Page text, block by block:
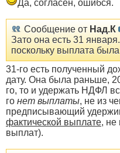
Да, согласен, ошибся.
Сообщение от Над.К
Зато она есть 31
поскольку выплата
31-го есть полученный
дату. Она была раньше,
го, то и удержать НДФЛ
го нет выплаты, не из
предписывающий
фактической выплате, не
выплат).